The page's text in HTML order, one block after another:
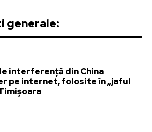
generale:
interferență din China
pe internet, folosite în „jaful